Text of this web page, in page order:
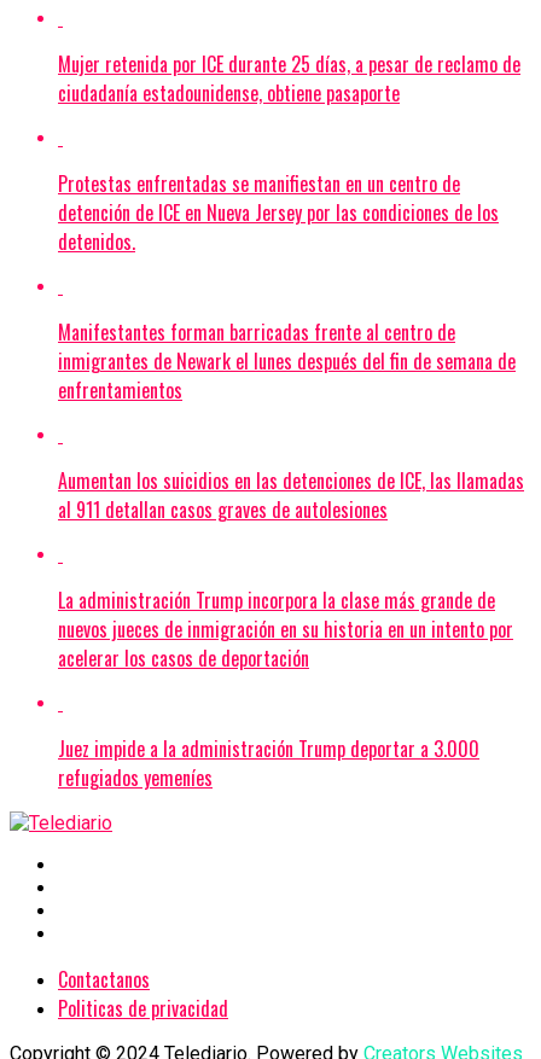
Mujer retenida por ICE durante 25 días, a pesar de reclamo de
ciudadanía estadounidense, obtiene pasaporte
Protestas enfrentadas se manifiestan en un centro de
detención de ICE en Nueva Jersey por las condiciones de los
detenidos.
Manifestantes forman barricadas frente al centro de
inmigrantes de Newark el lunes después del fin de semana de
enfrentamientos
Aumentan los suicidios en las detenciones de ICE, las llamadas
al 911 detallan casos graves de autolesiones
La administración Trump incorpora la clase más grande de
nuevos jueces de inmigración en su historia en un intento por
acelerar los casos de deportación
Juez impide a la administración Trump deportar a 3.000
refugiados yemeníes
Contactanos
Politicas de privacidad
Copyright © 2024 Telediario. Powered by Creators Websites